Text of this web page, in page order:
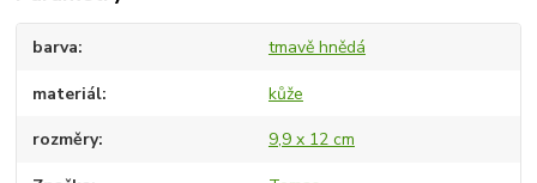
barva tmavě hnědá
materiál kůže
rozměry 9,9 x 12 cm